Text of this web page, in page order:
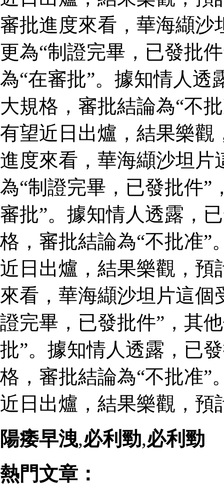
審批進度來看，華海纈沙
更為“制證完畢，已發批
為“在審批”。據知情人透
大規格，審批結論為“不
有望近日出爐，結果樂觀
進度來看，華海纈沙坦片
為“制證完畢，已發批件”
審批”。據知情人透露，
格，審批結論為“不批准”
近日出爐，結果樂觀，預
來看，華海纈沙坦片這個
證完畢，已發批件”，其
批”。據知情人透露，已
格，審批結論為“不批准”
近日出爐，結果樂觀，預
陽痿早洩,必利勁,必利勁
熱門文章：